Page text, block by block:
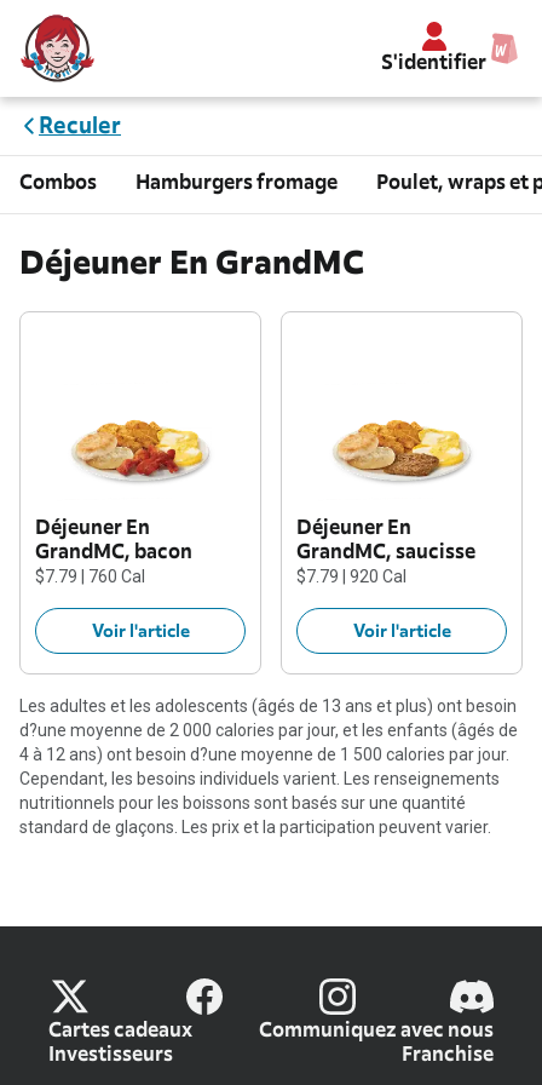
S'identifier
Reculer
Combos Hamburgers fromage Poulet, wraps et
Déjeuner En GrandMC
Déjeuner En
GrandMC, bacon
$7.79 | 760 Cal
Voir l'article
Déjeuner En
GrandMC, saucisse
$7.79 | 920 Cal
Voir l'article
Les adultes et les adolescents (âgés de 13 ans et plus) ont besoin
d?une moyenne de 2 000 calories par jour, et les enfants (âgés de
4 à 12 ans) ont besoin d?une moyenne de 1 500 calories par jour.
Cependant, les besoins individuels varient. Les renseignements
nutritionnels pour les boissons sont basés sur une quantité
standard de glaçons. Les prix et la participation peuvent varier.
Cartes cadeaux
Communiquez avec nous
Investisseurs
Franchise